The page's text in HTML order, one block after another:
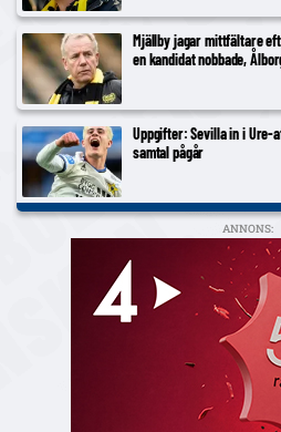
Mjällby jagar mittfältare
en kandidat nobbade,
Uppgifter: Sevilla in i
samtal pågår
ANNONS: